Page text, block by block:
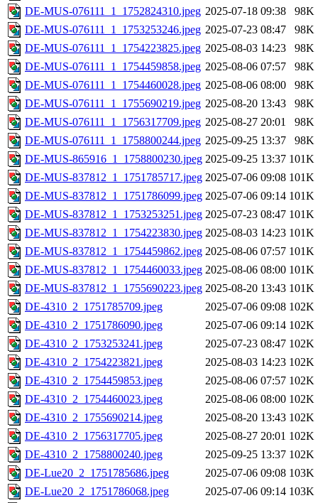
DE-MUS-076111_1_1752824310.jpeg 2025-07-18 09:38
98K
DE-MUS-076111_1_1753253246.jpeg 2025-07-23 08:47
98K
DE-MUS-076111_1_1754223825.jpeg 2025-08-03 14:23
98K
DE-MUS-076111_1_1754459858.jpeg 2025-08-06 07:57
98K
DE-MUS-076111_1_1754460028.jpeg 2025-08-06 08:00
98K
DE-MUS-076111_1_1755690219.jpeg 2025-08-20 13:43
98K
DE-MUS-076111_1_1756317709.jpeg 2025-08-27 20:01
98K
DE-MUS-076111_1_1758800244.jpeg 2025-09-25 13:37
98K
DE-MUS-865916_1_1758800230.jpeg 2025-09-25 13:37 101K
DE-MUS-837812_1_1751785717.jpeg 2025-07-06 09:08 101K
DE-MUS-837812_1_1751786099.jpeg 2025-07-06 09:14 101K
DE-MUS-837812_1_1753253251.jpeg 2025-07-23 08:47 101K
DE-MUS-837812_1_1754223830.jpeg 2025-08-03 14:23 101K
DE-MUS-837812_1_1754459862.jpeg 2025-08-06 07:57 101K
DE-MUS-837812_1_1754460033.jpeg 2025-08-06 08:00 101K
DE-MUS-837812_1_1755690223.jpeg 2025-08-20 13:43 101K
DE-4310_2_1751785709.jpeg
2025-07-06 09:08 102K
DE-4310_2_1751786090.jpeg
2025-07-06 09:14 102K
DE-4310_2_1753253241.jpeg
2025-07-23 08:47 102K
DE-4310_2_1754223821.jpeg
2025-08-03 14:23 102K
DE-4310_2_1754459853.jpeg
2025-08-06 07:57 102K
DE-4310_2_1754460023.jpeg
2025-08-06 08:00 102K
DE-4310_2_1755690214.jpeg
2025-08-20 13:43 102K
DE-4310_2_1756317705.jpeg
2025-08-27 20:01 102K
DE-4310_2_1758800240.jpeg
2025-09-25 13:37 102K
DE-Lue20_2_1751785686.jpeg
2025-07-06 09:08 103K
DE-Lue20_2_1751786068.jpeg
2025-07-06 09:14 103K